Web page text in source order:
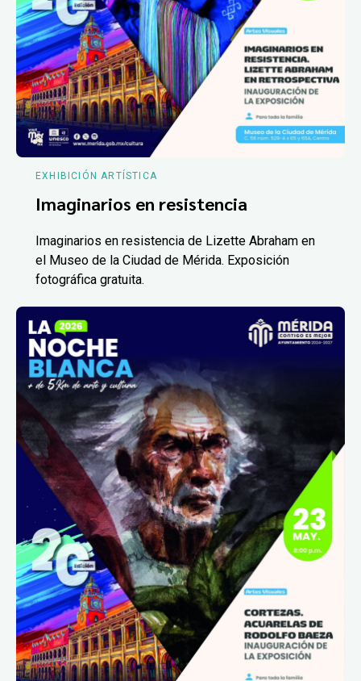
EXHIBICIÓN ARTÍSTICA
Imaginarios en resistencia
Imaginarios en resistencia de Lizette Abraham en
el Museo de la Ciudad de Mérida. Exposición
fotográfica gratuita.